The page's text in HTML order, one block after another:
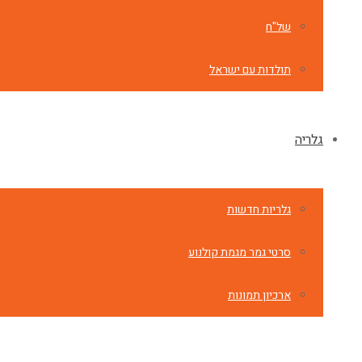
של"ח
תולדות עם ישראל
גלריה
גלריות חדשות
סרטי גמר מגמת קולנוע
ארכיון תמונות